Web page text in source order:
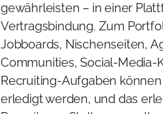
gewährleisten – in einer
Vertragsbindung. Zum
Jobboards, Nischenseiten,
Communities, Social-Media-
Recruiting-Aufgaben
erledigt werden, und das